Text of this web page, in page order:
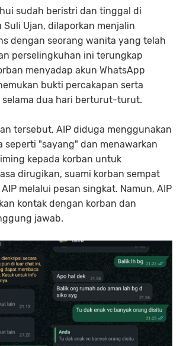
sudah beristri dan tinggal di
Ujan, dilaporkan menjalin
dengan seorang wanita yang telah
perselingkuhan ini terungkap
menyadap akun WhatsApp
bukti percakapan serta
selama dua hari berturut-turut.
tersebut, AIP diduga menggunakan
seperti "sayang" dan menawarkan
kepada korban untuk
dirugikan, suami korban sempat
melalui pesan singkat. Namun, AIP
kontak dengan korban dan
jawab.